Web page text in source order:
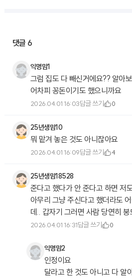
댓글 6
익명맘1
그럼 집도 다 빼신거에요?? 알아
어차피 꽁돈이기도 했으니까요
2026.04.01 16:03답글 쓰기 0
25년생맘10
뭐 맡겨 놓은 것도 아니잖아요
2026.04.01 16:09답글 쓰기 4
25년생맘18528
준다고 했다가 안 준다고 하면 저
아무리 그냥 주신다고 했더라도
데.. 갑자기 그러면 사람 당연히
2026.04.01 16:31답글 쓰기 0
익명맘2
인정이요
달라고 한 것도 아니고 다 알